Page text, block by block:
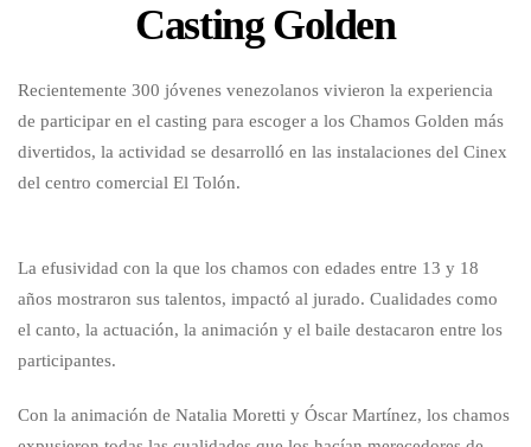
Casting Golden
Recientemente 300 jóvenes venezolanos vivieron la experiencia
de participar en el casting para escoger a los Chamos Golden más
divertidos, la actividad se desarrolló en las instalaciones del Cinex
del centro comercial El Tolón.
La efusividad con la que los chamos con edades entre 13 y 18
años mostraron sus talentos, impactó al jurado. Cualidades como
el canto, la actuación, la animación y el baile destacaron entre los
participantes.
Con la animación de Natalia Moretti y Óscar Martínez, los chamos